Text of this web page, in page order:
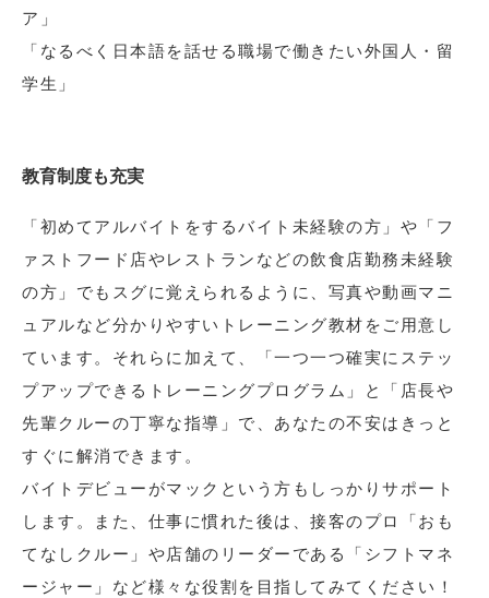
ア」
「なるべく日本語を話せる職場で働きたい外国人・留
学生」
教育制度も充実
「初めてアルバイトをするバイト未経験の方」や「フ
ァストフード店やレストランなどの飲食店勤務未経験
の方」でもスグに覚えられるように、写真や動画マニ
ュアルなど分かりやすいトレーニング教材をご用意し
ています。それらに加えて、「一つ一つ確実にステッ
プアップできるトレーニングプログラム」と「店長や
先輩クルーの丁寧な指導」で、あなたの不安はきっと
すぐに解消できます。
バイトデビューがマックという方もしっかりサポート
します。また、仕事に慣れた後は、接客のプロ「おも
てなしクルー」や店舗のリーダーである「シフトマネ
ージャー」など様々な役割を目指してみてください！